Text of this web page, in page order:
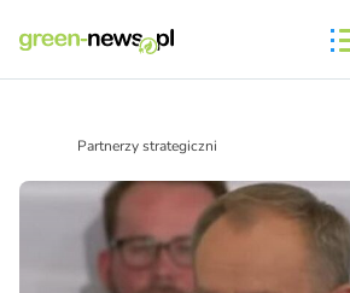
Partnerzy strategiczni